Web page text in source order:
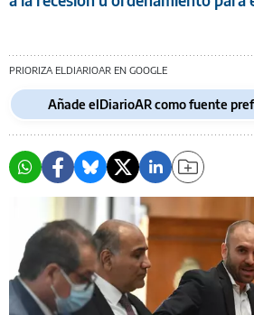
PRIORIZA ELDIARIOAR EN GOOGLE
Añade elDiarioAR como fuente